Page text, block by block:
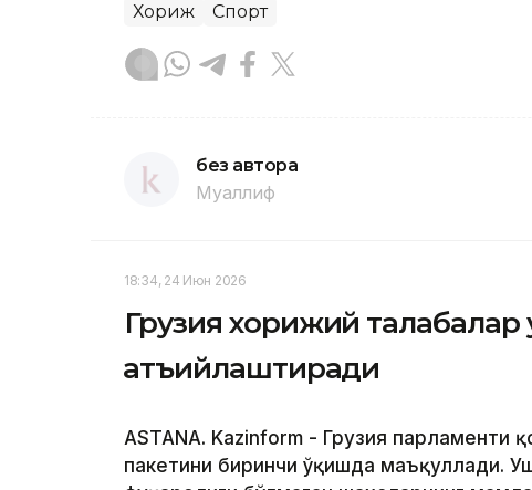
Хориж
Спорт
без автора
Муаллиф
18:34, 24 Июн 2026
Грузия хорижий талабалар
қатъийлаштиради
ASTANA. Kazinform - Грузия парламенти
пакетини биринчи ўқишда маъқуллади.